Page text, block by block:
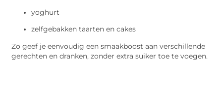
yoghurt
zelfgebakken taarten en cakes
Zo geef je eenvoudig een smaakboost aan verschillende
gerechten en dranken, zonder extra suiker toe te voegen.